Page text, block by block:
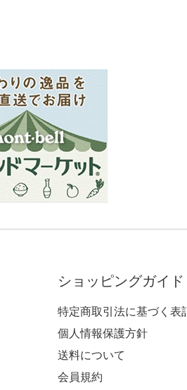
ショッピングガイド
特定商取引法に基づく表
個人情報保護方針
送料について
会員規約